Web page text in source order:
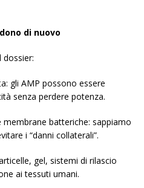
di nuovo
dossier:
gli AMP possono essere
senza perdere potenza.
batteriche: sappiamo
i “danni collaterali”.
gel, sistemi di rilascio
ai tessuti umani.